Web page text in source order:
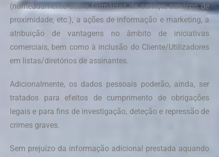
(nomeadamente sobre farmácias de serviço, serviços de
proximidade, etc.), a ações de informação e marketing, a
atribuição de vantagens no âmbito de iniciativas
comerciais, bem como à inclusão do Cliente/Utilizadores
em listas/diretórios de assinantes.
Adicionalmente, os dados pessoais poderão, ainda, ser
tratados para efeitos de cumprimento de obrigações
legais e para fins de investigação, deteção e repressão de
crimes graves.
Sem prejuízo da informação adicional prestada aquando